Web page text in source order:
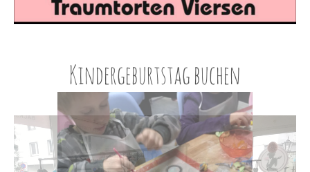
Kindergeburtstag buchen